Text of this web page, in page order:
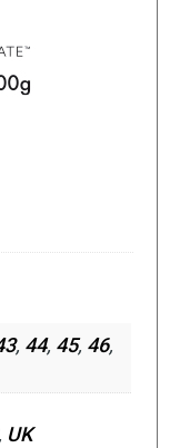
, 44, 45, 46,
UK